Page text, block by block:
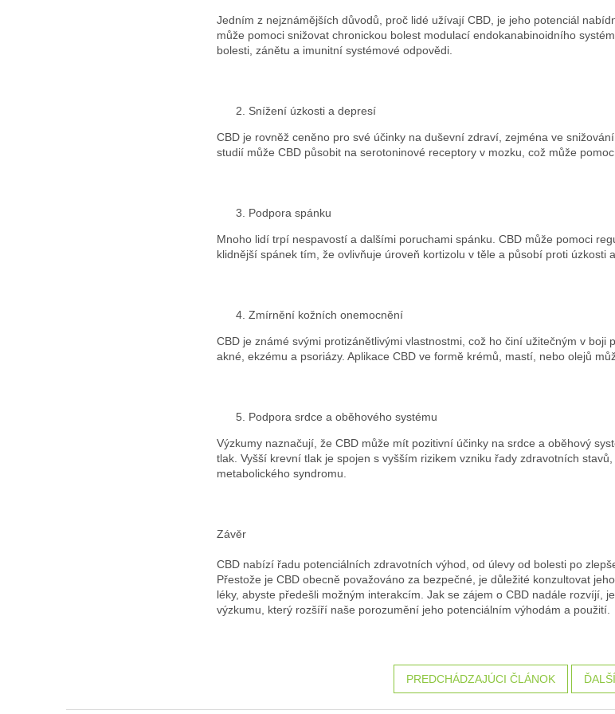
Jedním z nejznámějších důvodů, proč lidé užívají CBD, je jeho potenciál
může pomoci snižovat chronickou bolest modulací endokanabinoidního
bolesti, zánětu a imunitní systémové odpovědi.
Snížení úzkosti a depresí
CBD je rovněž ceněno pro své účinky na duševní zdraví, zejména ve
studií může CBD působit na serotoninové receptory v mozku, což může
Podpora spánku
Mnoho lidí trpí nespavostí a dalšími poruchami spánku. CBD může pomoci
klidnější spánek tím, že ovlivňuje úroveň kortizolu v těle a působí proti úzkosti
Zmírnění kožních onemocnění
CBD je známé svými protizánětlivými vlastnostmi, což ho činí užitečným v boji
akné, ekzému a psoriázy. Aplikace CBD ve formě krémů, mastí, nebo olejů
Podpora srdce a oběhového systému
Výzkumy naznačují, že CBD může mít pozitivní účinky na srdce a oběhový
tlak. Vyšší krevní tlak je spojen s vyšším rizikem vzniku řady zdravotních
metabolického syndromu.
Závěr
CBD nabízí řadu potenciálních zdravotních výhod, od úlevy od bolesti po
Přestože je CBD obecně považováno za bezpečné, je důležité konzultovat
léky, abyste předešli možným interakcím. Jak se zájem o CBD nadále rozvíjí,
výzkumu, který rozšíří naše porozumění jeho potenciálním výhodám a použití.
PREDCHÁDZAJÚCI ČLÁNOK